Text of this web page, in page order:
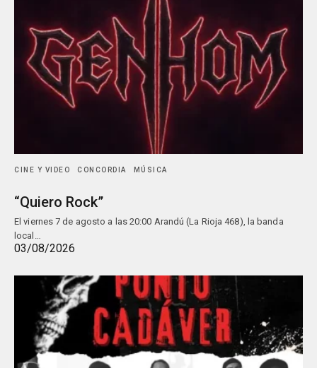
CINE Y VIDEO CONCORDIA MÚSICA
“Quiero Rock”
El viernes 7 de agosto a las 20:00 Arandú (La Rioja 468), la banda
local…
03/08/2026